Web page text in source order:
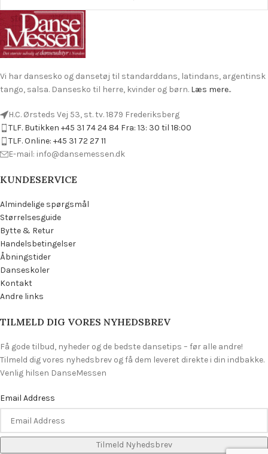
Vi har dansesko og dansetøj til standarddans, latindans, argentinsk
tango, salsa. Dansesko til herre, kvinder og børn. Læs mere..
H.C. Ørsteds Vej 53, st. tv. 1879 Frederiksberg
TLF. Butikken +45 31 74 24 84 Fra: 13: 30 til 18:00
TLF. Online: +45 31 72 27 11
E-mail: info@dansemessen.dk
KUNDESERVICE
Almindelige spørgsmål
Størrelsesguide
Bytte & Retur
Handelsbetingelser
Åbningstider
Danseskoler
Kontakt
Andre links
TILMELD DIG VORES NYHEDSBREV
Få gode tilbud, nyheder og de bedste dansetips – før alle andre!
Tilmeld dig vores nyhedsbrev og få dem leveret direkte i din indbakke.
Venlig hilsen DanseMessen
Email Address